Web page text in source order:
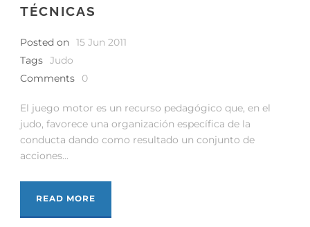
TÉCNICAS
Posted on 15 Jun 2011
Tags Judo
Comments
0
El juego motor es un recurso pedagógico que, en el
judo, favorece una organización específica de la
conducta dando como resultado un conjunto de
acciones...
READ MORE